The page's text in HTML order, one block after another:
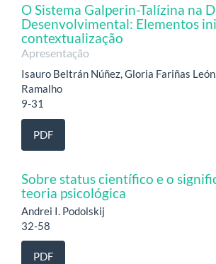
O Sistema Galperin-Talízina na
Desenvolvimental: Elementos
contextualização
Apresentação
Isauro Beltrán Núñez, Gloria Fariñas
Ramalho
9-31
PDF
Sobre status científico e o
teoria psicológica
Andrei I. Podolskij
32-58
PDF